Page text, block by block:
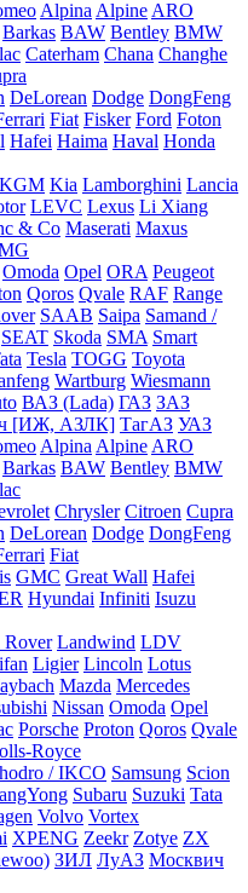
Alpina Alpine ARO
Barkas BAW Bentley BMW
Caterham Chana Changhe
DeLorean Dodge DongFeng
Fiat Fisker Ford Foton
Hafei Haima Haval Honda
KGM Kia Lamborghini Lancia
LEVC Lexus Li Xiang
& Co Maserati Maxus
Omoda Opel ORA Peugeot
Qoros Qvale RAF Range
SAAB Saipa Samand /
SEAT Skoda SMA Smart
Tesla TOGG Toyota
Wartburg Wiesmann
ВАЗ (Lada) ГАЗ ЗАЗ
[ИЖ, АЗЛК] ТагАЗ УАЗ
Alpina Alpine ARO
Barkas BAW Bentley BMW
Chrysler Citroen Cupra
DeLorean Dodge DongFeng
Fiat
GMC Great Wall Hafei
Hyundai Infiniti Isuzu
Rover Landwind LDV
Ligier Lincoln Lotus
Mazda Mercedes
Nissan Omoda Opel
Porsche Proton Qoros Qvale
Royce
/ IKCO Samsung Scion
Subaru Suzuki Tata
Volvo Vortex
XPENG Zeekr Zotye ZX
ЗИЛ ЛуАЗ Москвич